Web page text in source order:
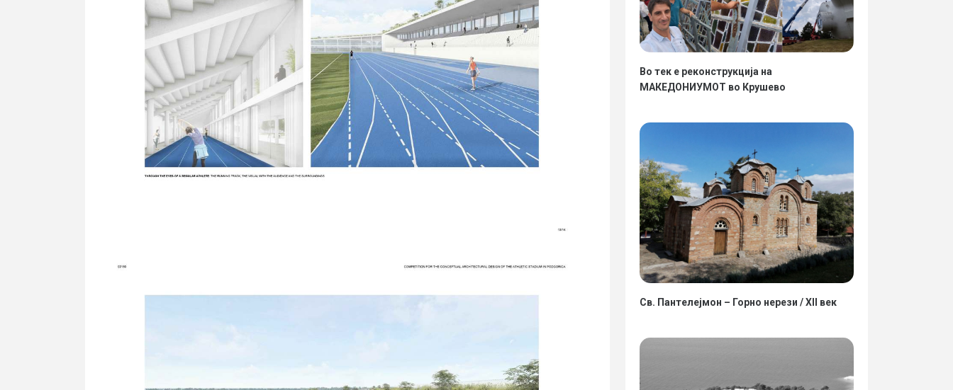
Во тек е реконструкција на
МАКЕДОНИУМОТ во Крушево
Св. Пантелејмон – Горно нерези / XII век